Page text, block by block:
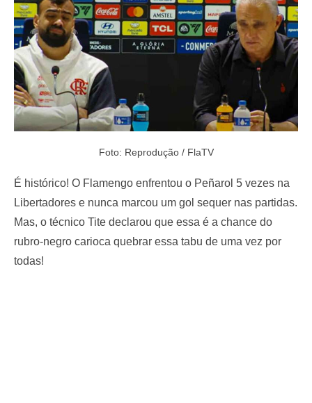
n
Foto: Reprodução / FlaTV
É histórico! O Flamengo enfrentou o Peñarol 5 vezes na
Libertadores e nunca marcou um gol sequer nas partidas.
Mas, o técnico Tite declarou que essa é a chance do
rubro-negro carioca quebrar essa tabu de uma vez por
todas!